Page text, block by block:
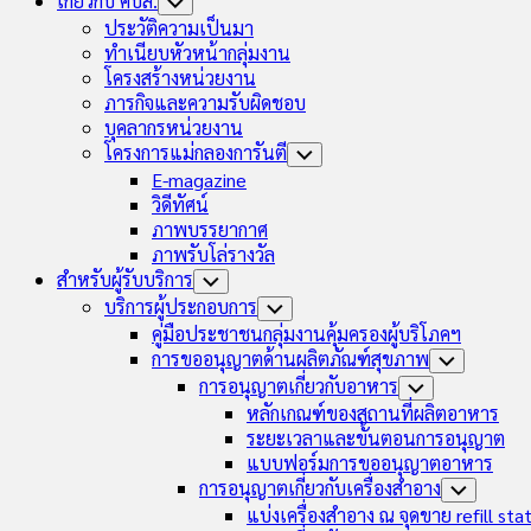
Child
Menu
ประวัติความเป็นมา
ทำเนียบหัวหน้ากลุ่มงาน
โครงสร้างหน่วยงาน
ภารกิจและความรับผิดชอบ
บุคลากรหน่วยงาน
โครงการแม่กลองการันตี Toggle
E-magazine
วิดีทัศน์
ภาพบรรยากาศ
ภาพรับโล่รางวัล
สำหรับผู้รับบริการ Toggle
Child
Menu
บริการผู้ประกอบการ Toggle
Child
Menu
คู่มือประชาชนกลุ่มงานคุ้มครองผู้บริโภคฯ
การขออนุญาตด้านผลิตภัณฑ์สุขภาพ Toggle
การอนุญาตเกี่ยวกับอาหาร Toggle
Child
Menu
หลักเกณฑ์ของสถานที่ผลิตอาหาร
ระยะเวลาและขั้นตอนการอนุญาต
แบบฟอร์มการขออนุญาตอาหาร
การอนุญาตเกี่ยวกับเครื่องสำอาง Toggle
Child
แบ่งเครื่องสำอาง ณ จุดขาย refill